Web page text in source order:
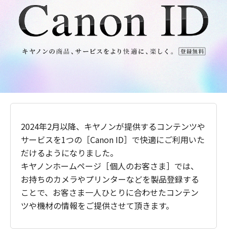
2024年2月以降、キヤノンが提供するコンテンツや
サービスを1つの［Canon ID］で快適にご利用いた
だけるようになりました。
キヤノンホームページ［個人のお客さま］では、
お持ちのカメラやプリンターなどを製品登録する
ことで、お客さま一人ひとりに合わせたコンテン
ツや機材の情報をご提供させて頂きます。